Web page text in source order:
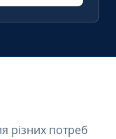
різних потреб